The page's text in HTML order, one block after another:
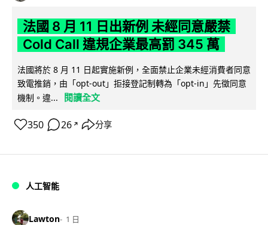
法國 8 月 11 日出新例 未經同意嚴禁
Cold Call 違規企業最高罰 345 萬
法國將於 8 月 11 日起實施新例，全面禁止企業未經消費者同意
致電推銷，由「opt-out」拒接登記制轉為「opt-in」先徵同意
機制。違...
閱讀全文
350 26 ↗ 分享
人工智能
Lawton 1 日